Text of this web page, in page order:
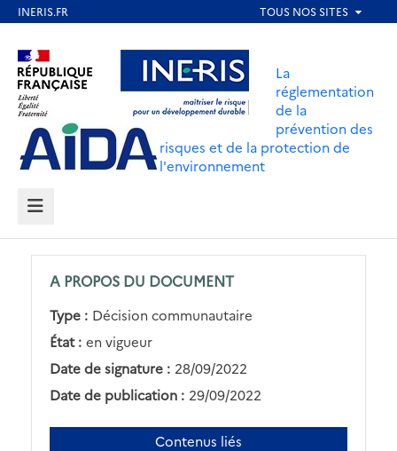
contenu
principal
Aller au contenu Aller au menu
Aller au pied de page
La
réglementation
de la
prévention des
risques et de la protection de
l'environnement
MENU
A PROPOS DU DOCUMENT
Type : Décision communautaire
État : en vigueur
Date de signature : 28/09/2022
Date de publication : 29/09/2022
Contenus liés